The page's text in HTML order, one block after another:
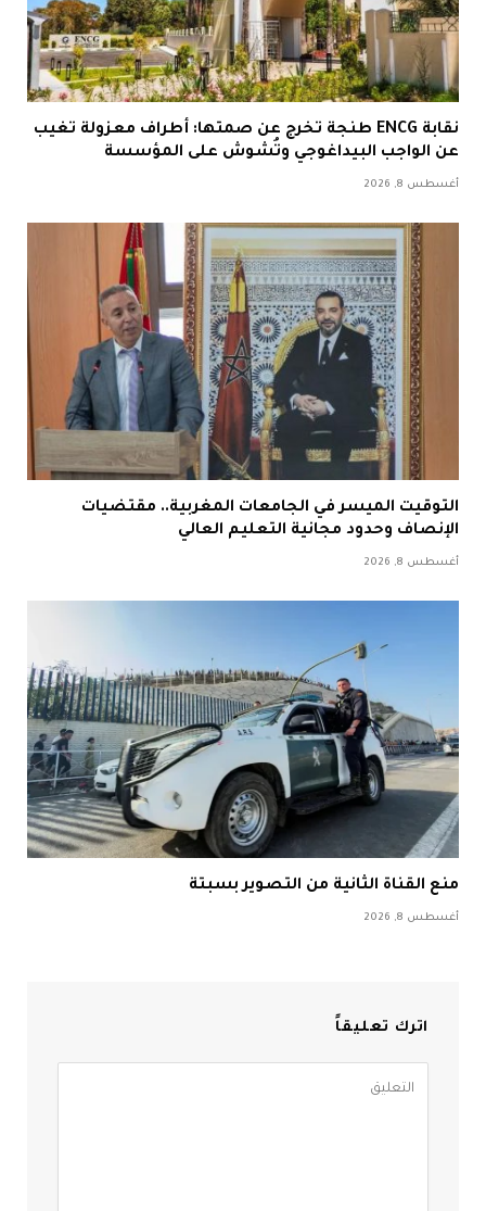
نقابة ENCG طنجة تخرج عن صمتها: أطراف معزولة تغيب
عن الواجب البيداغوجي وتُشوش على المؤسسة
أغسطس 8, 2026
التوقيت الميسر في الجامعات المغربية.. مقتضيات
الإنصاف وحدود مجانية التعليم العالي
أغسطس 8, 2026
منع القناة الثانية من التصوير بسبتة
أغسطس 8, 2026
اترك تعليقاً